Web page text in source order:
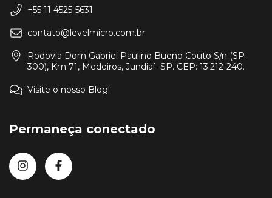
+55 11 4525-5631
contato@levelmicro.com.br
Rodovia Dom Gabriel Paulino Bueno Couto S/n (SP
300), Km 71, Medeiros, Jundiaí -SP. CEP: 13.212-240.
Visite o nosso Blog!
Permaneça conectado